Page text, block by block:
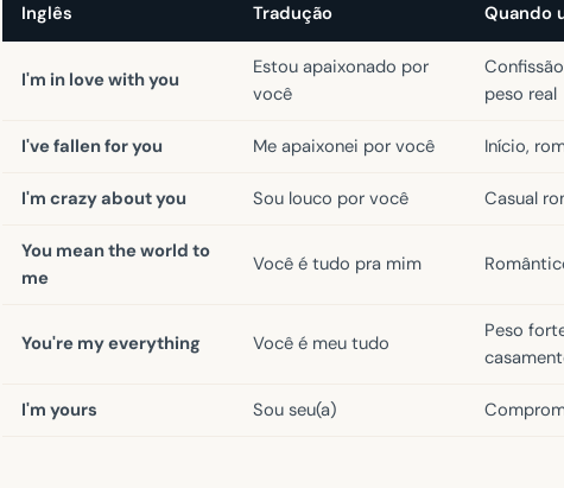
Inglês Tradução Quando
I'm in love with you
Estou apaixonado por
você
peso real
I've fallen for you Me apaixonei por você Início,
I'm crazy about you Sou louco por você Casual
You mean the world to
me
Você é tudo pra mim
You're my everything Você é meu tudo
Peso
I'm yours Sou seu(a)